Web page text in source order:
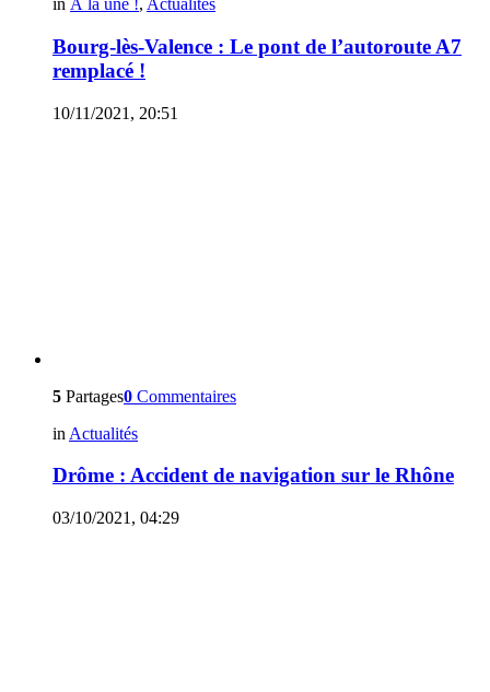
in À la une !, Actualités
Bourg-lès-Valence : Le pont de l’autoroute A7
remplacé !
10/11/2021, 20:51
5 Partages0 Commentaires
in Actualités
Drôme : Accident de navigation sur le Rhône
03/10/2021, 04:29